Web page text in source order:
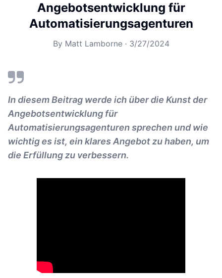
Angebotsentwicklung für
Automatisierungsagenturen
By Matt Lamborne· 3/27/2024
In diesem Beitrag werde ich über die Kunst der
Angebotsentwicklung für
Automatisierungsagenturen sprechen und wie
wichtig es ist, ein klares Angebot zu haben, um
die Erfüllung zu verbessern.